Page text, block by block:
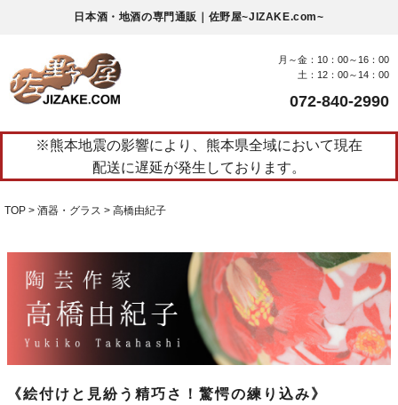
日本酒・地酒の専門通販｜佐野屋~JIZAKE.com~
月～金：10：00～16：00
土：12：00～14：00
072-840-2990
※熊本地震の影響により、熊本県全域において現在
配送に遅延が発生しております。
TOP 酒器・グラス 高橋由紀子
《絵付けと見紛う精巧さ！驚愕の練り込み》